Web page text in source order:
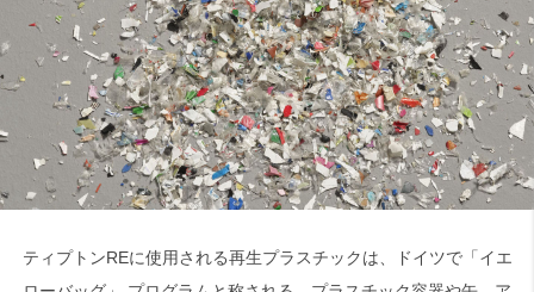
ティプトンREに使用される再生プラスチックは、ドイツで「イエ